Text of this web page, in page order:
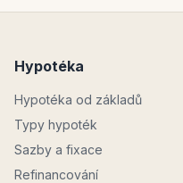
Hypotéka
Hypotéka od základů
Typy hypoték
Sazby a fixace
Refinancování